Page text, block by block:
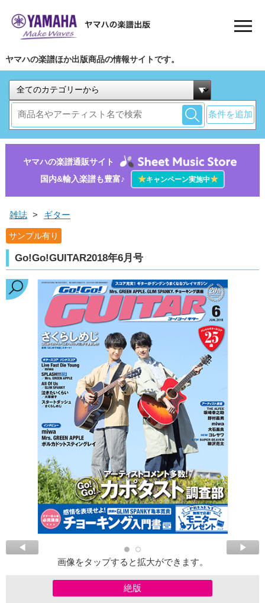
ヤマハの楽譜ほか出版商品の情報サイトです。
条件を追加
ヤマハの楽譜通販サイト
国内&輸入楽譜も豊富♪
★キャンペーン実施中★
雑誌 > ギター
サンプル有り
Go!Go!GUITAR2018年6月号
画像をタップすると拡大ができます。
絶版